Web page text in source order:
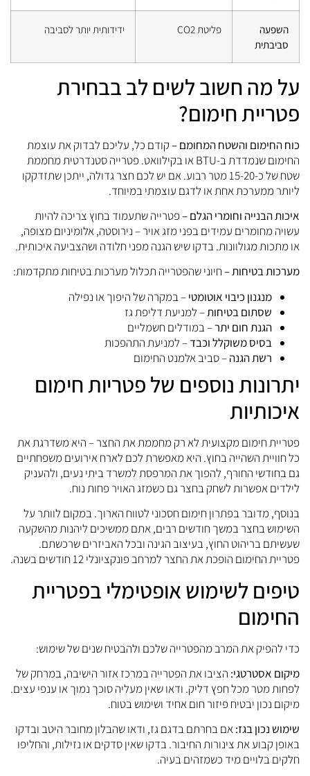
השפעה
סביבתית
פליטת CO2 ידידותית יותר לסביבה
על מה חשוב לשים לב בבחירת
פטריית חימום?
כוח החימום והשטח המחומם –קודם כל, עליכם לבדוק את עוצמת
החימום שנמדדת ב-BTU או בקילוואט. פטרייה סטנדרטית מחממת
שטח של כ-15-20 מטר רבוע. אם יש לכם חצר גדולה, ייתכן שתזדקקו
ליותר ממערכת אחת או לדגם עוצמתי במיוחד.
איכות הבנייה וחומרי הגלם –פטרייה שתעמוד בחוץ צריכה להיות
עשויה מחומרים עמידים בפני מזג אויר – נירוסטה, אלומיניום מצופה,
או מתכות מגולוונות. בדקו שיש הגנה מפני חלודה ושהצביעה איכותית.
מערכות בטיחות –חיוני שהפטרייה תכלול מערכות בטיחות מתקדמות:
מנגנון כיבוי אוטומטי– במקרה של היפוך או נפילה
שסתום בטיחות– למניעת דליפת גז
הגנת חום יתר– במודלים חשמליים
בסיס משוקלל וכבד– למניעת התהפכות
רשת הגנה– סביב אלמנט החימום
יתרונות נוספים של פטריות חימום
איכותיות
פטריית חימום מקצועית לא רק מחממת את החצר – היא משדרגת את
כל חוויית השהייה בחוץ. היא מאפשרת לכם לארח אירועים משפחתיים
גם בחודשי החורף, להפוך את המרפסת למשרד ביתי נעים, ולהעניק
לילדים אפשרות לשחק בחצר גם כשמזג האויר פחות נוח.
בנוסף, מדובר בפתרון חימום חסכוני לטווח הארוך. במקום לוותר על
השימוש בחצר במשך חודשים רבים, אתם ממשיכים ליהנות מהשקעה
שעשיתם בריהוט החוץ, בעיצוב הגינה ובכל האביזרים שרכשתם.
פטריית החימום הופכת את החצר למרחב פונקציונלי 12 חודשים בשנה.
טיפים לשימוש אופטימלי בפטריית
החימום
כדי להפיק את המרב מהפטרייה שלכם ולהבטיח שנים של שימוש:
מיקום אסטרטגי: הציבו את הפטרייה במרכז אזור הישיבה, במרחק של
לפחות מטר מכל חפץ דליק. ודאו שאין מעליה סוכך נמוך או ענפי עצים.
מיקום נכון יבטיח פיזור חום אחיד ושימוש בטוח.
שימוש נכון בגז:אם בחרתם בדגם גז, ודאו שהבלון מחובר היטב ובדקו
באופן קבוע את צינורות החיבור. בדקו שאין סדקים או נזילות, והחליפו
חלקים בלויים מיד כשמזהים בעיה.